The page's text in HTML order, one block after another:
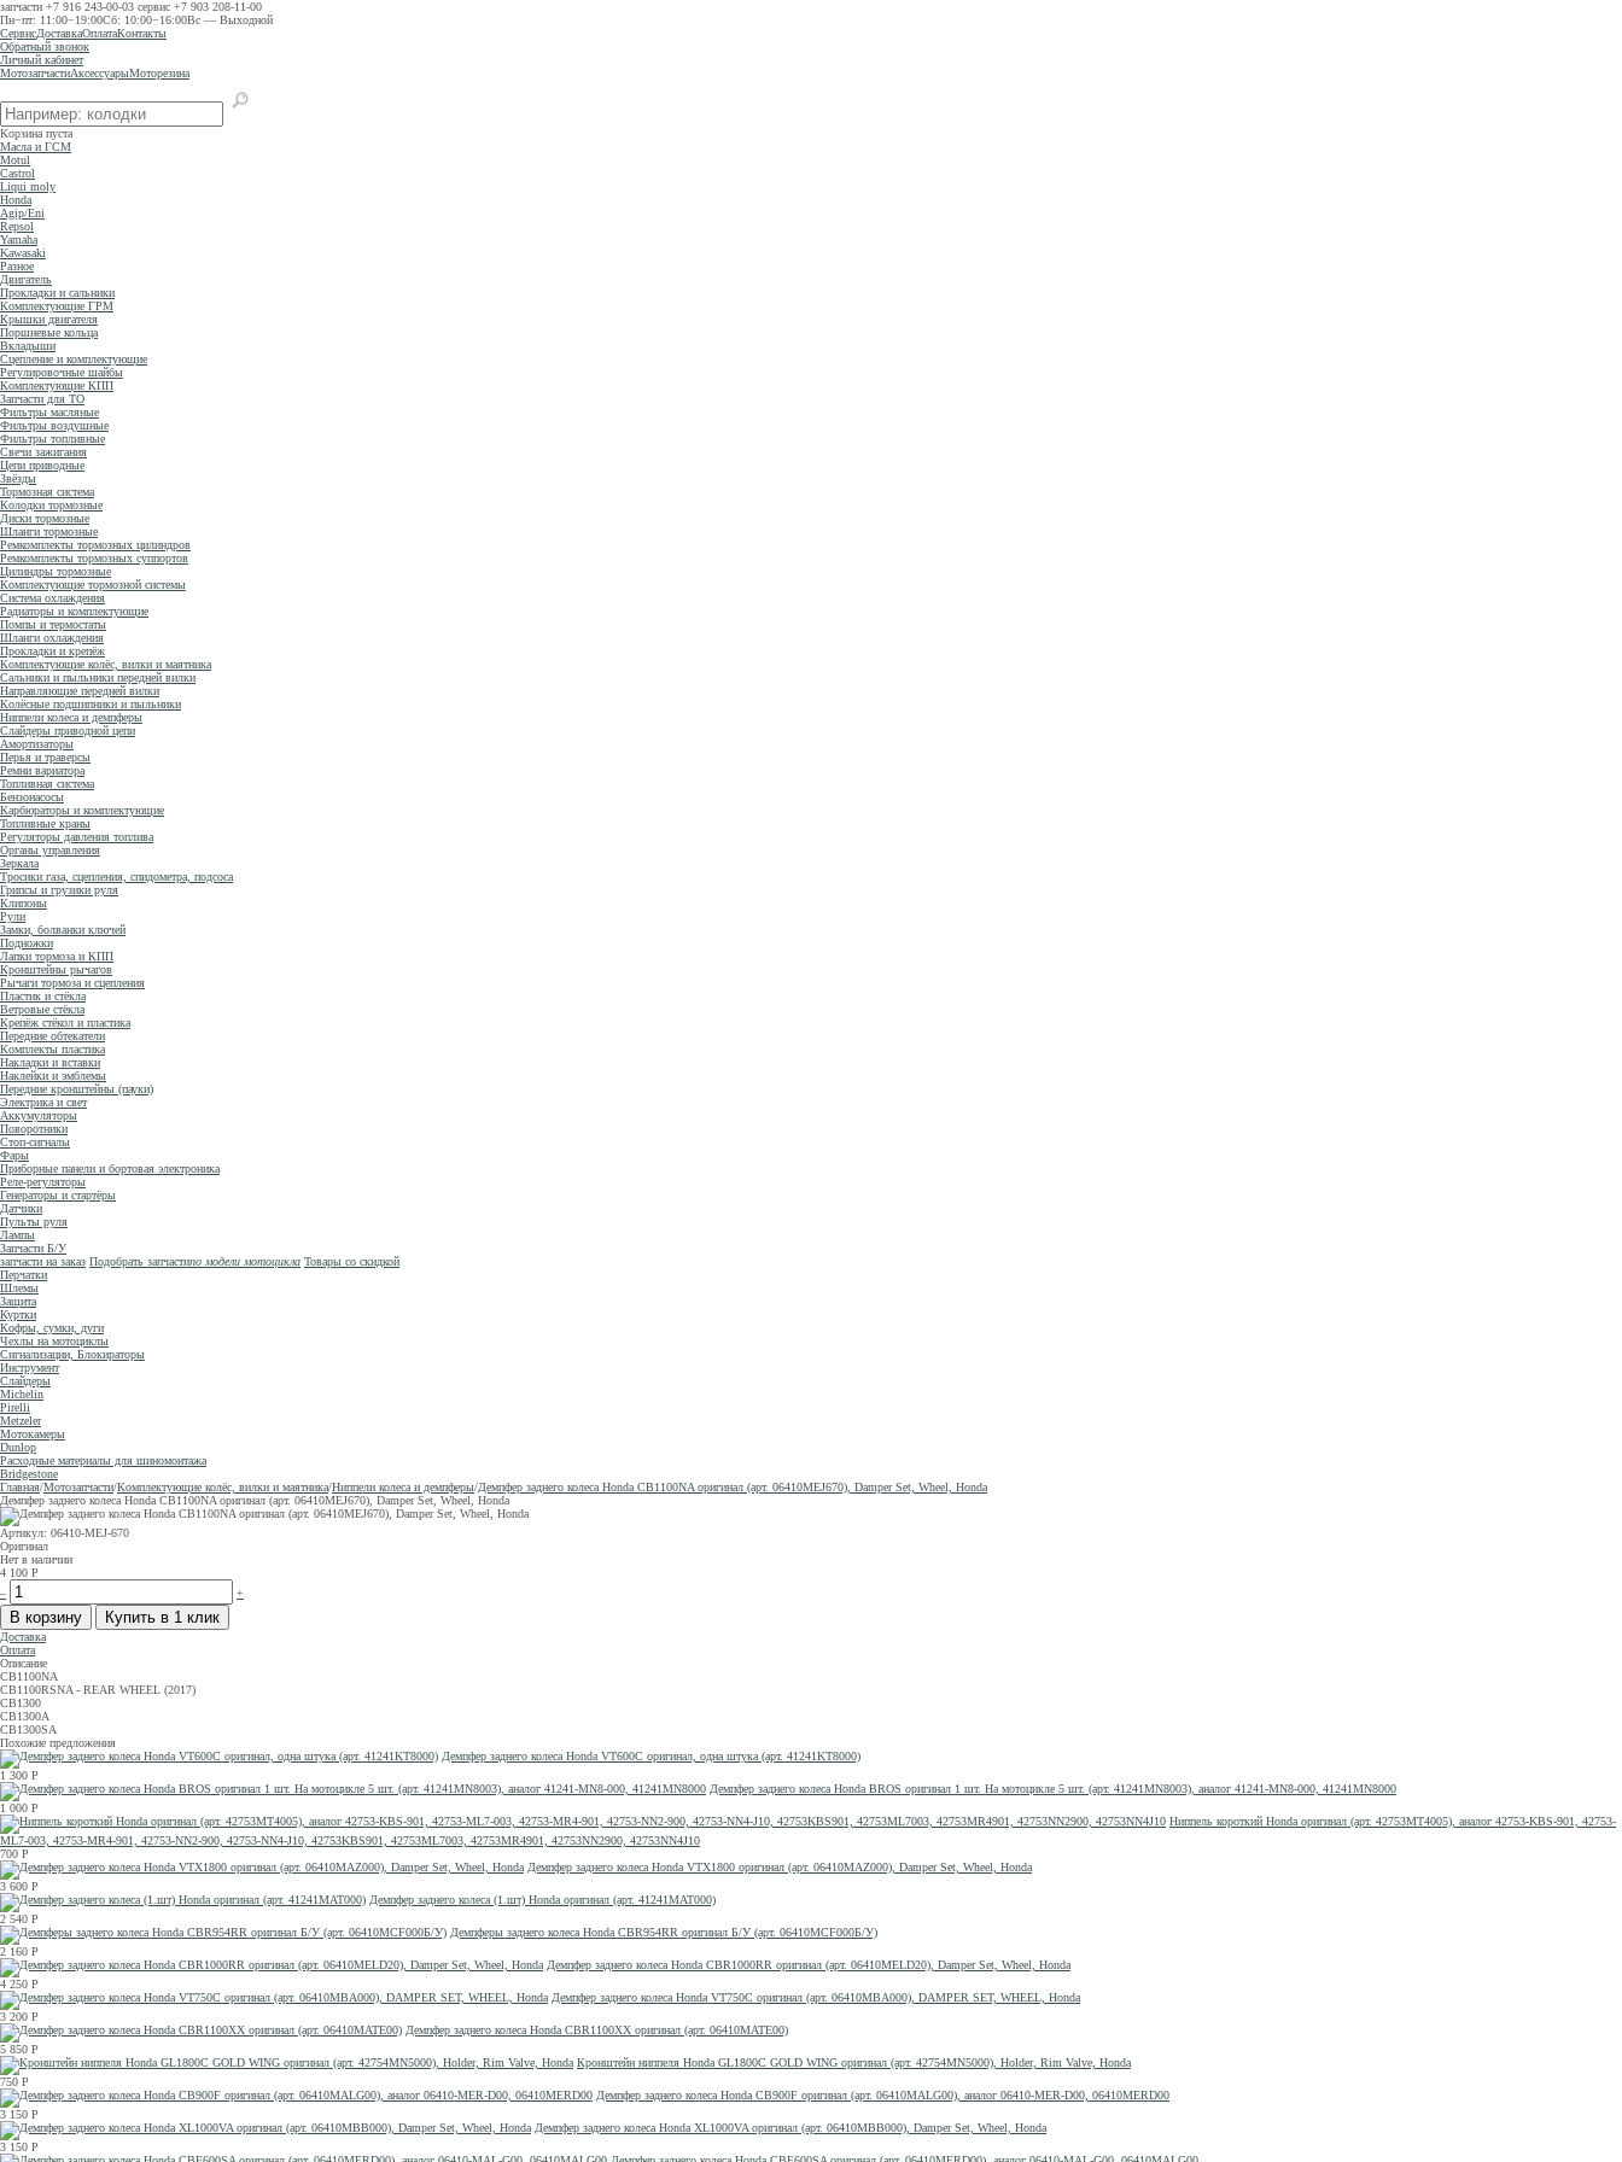
запчасти +7 916 243-00-03 сервис +7 903 208-11-00
Пн−пт: 11:00−19:00Сб: 10:00−16:00Вс — Выходной
СервисДоставкаОплатаКонтакты
Обратный звонок
Личный кабинет
МотозапчастиАксессуарыМоторезина
Корзина пуста
Масла и ГСМ
Motul
Castrol
Liqui moly
Honda
Agip/Eni
Repsol
Yamaha
Kawasaki
Разное
Двигатель
Прокладки и сальники
Комплектующие ГРМ
Крышки двигателя
Поршневые кольца
Вкладыши
Сцепление и комплектующие
Регулировочные шайбы
Комплектующие КПП
Запчасти для ТО
Фильтры масляные
Фильтры воздушные
Фильтры топливные
Свечи зажигания
Цепи приводные
Звёзды
Тормозная система
Колодки тормозные
Диски тормозные
Шланги тормозные
Ремкомплекты тормозных цилиндров
Ремкомплекты тормозных суппортов
Цилиндры тормозные
Комплектующие тормозной системы
Система охлаждения
Радиаторы и комплектующие
Помпы и термостаты
Шланги охлаждения
Прокладки и крепёж
Комплектующие колёс, вилки и маятника
Сальники и пыльники передней вилки
Направляющие передней вилки
Колёсные подшипники и пыльники
Ниппели колеса и демпферы
Слайдеры приводной цепи
Амортизаторы
Перья и траверсы
Ремни вариатора
Топливная система
Бензонасосы
Карбюраторы и комплектующие
Топливные краны
Регуляторы давления топлива
Органы управления
Зеркала
Тросики газа, сцепления, спидометра, подсоса
Грипсы и грузики руля
Клипоны
Рули
Замки, болванки ключей
Подножки
Лапки тормоза и КПП
Кронштейны рычагов
Рычаги тормоза и сцепления
Пластик и стёкла
Ветровые стёкла
Крепёж стёкол и пластика
Передние обтекатели
Комплекты пластика
Накладки и вставки
Наклейки и эмблемы
Передние кронштейны (пауки)
Электрика и свет
Аккумуляторы
Поворотники
Стоп-сигналы
Фары
Приборные панели и бортовая электроника
Реле-регуляторы
Генераторы и стартёры
Датчики
Пульты руля
Лампы
Запчасти Б/У
запчасти на заказ Подобрать запчастипо модели мотоцикла Товары со скидкой
Перчатки
Шлемы
Защита
Куртки
Кофры, сумки, дуги
Чехлы на мотоциклы
Сигнализации, Блокираторы
Инструмент
Слайдеры
Michelin
Pirelli
Metzeler
Мотокамеры
Dunlop
Расходные материалы для шиномонтажа
Bridgestone
Главная/Мотозапчасти/Комплектующие колёс, вилки и маятника/Ниппели колеса и демпферы/Демпфер заднего колеса Honda CB1100NA оригинал (арт. 06410MEJ670), Damper Set, Wheel, Honda
Демпфер заднего колеса Honda CB1100NA оригинал (арт. 06410MEJ670), Damper Set, Wheel, Honda
Артикул: 06410-MEJ-670
Оригинал
Нет в наличии
4 100 Р
–
+
Доставка
Оплата
Описание
CB1100NA
CB1100RSNA - REAR WHEEL (2017)
CB1300
CB1300A
CB1300SA
Похожие предложения
Демпфер заднего колеса Honda VT600C оригинал, одна штука (арт. 41241KT8000)
1 300 Р
Демпфер заднего колеса Honda BROS оригинал 1 шт. На мотоцикле 5 шт. (арт. 41241MN8003), аналог 41241-MN8-000, 41241MN8000
1 000 Р
Ниппель короткий Honda оригинал (арт. 42753MT4005), аналог 42753-KBS-901, 42753-
ML7-003, 42753-MR4-901, 42753-NN2-900, 42753-NN4-J10, 42753KBS901, 42753ML7003, 42753MR4901, 42753NN2900, 42753NN4J10
700 Р
Демпфер заднего колеса Honda VTX1800 оригинал (арт. 06410MAZ000), Damper Set, Wheel, Honda
3 600 Р
Демпфер заднего колеса (1.шт) Honda оригинал (арт. 41241MAT000)
2 540 Р
Демпферы заднего колеса Honda CBR954RR оригинал Б/У (арт. 06410MCF000Б/У)
2 160 Р
Демпфер заднего колеса Honda CBR1000RR оригинал (арт. 06410MELD20), Damper Set, Wheel, Honda
4 250 Р
Демпфер заднего колеса Honda VT750C оригинал (арт. 06410MBA000), DAMPER SET, WHEEL, Honda
3 200 Р
Демпфер заднего колеса Honda CBR1100XX оригинал (арт. 06410MATE00)
5 850 Р
Кронштейн ниппеля Honda GL1800C GOLD WING оригинал (арт. 42754MN5000), Holder, Rim Valve, Honda
750 Р
Демпфер заднего колеса Honda CB900F оригинал (арт. 06410MALG00), аналог 06410-MER-D00, 06410MERD00
3 150 Р
Демпфер заднего колеса Honda XL1000VA оригинал (арт. 06410MBB000), Damper Set, Wheel, Honda
3 150 Р